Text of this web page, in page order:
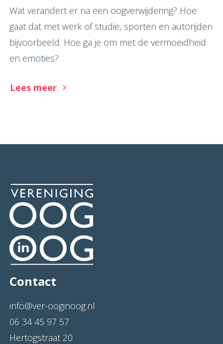
Wat verandert er na een oogverwijdering? Hoe
gaat dat met werk of studie, sporten en autorijden
bijvoorbeeld. Hoe ga je om met de vermoeidheid
en emoties?
Lees meer
Contact
info@ver-ooginoog.nl
06 34 45 97 57
Hertogstraat 20